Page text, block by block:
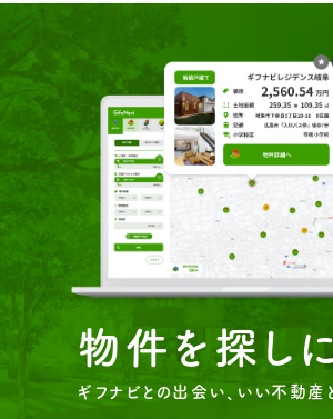
物件を探し
ギフナビとの出会い、いい不動産